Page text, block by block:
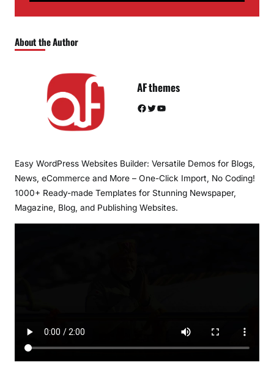
About the Author
AF themes
Facebook Twitter YouTube
Easy WordPress Websites Builder: Versatile Demos for Blogs,
News, eCommerce and More – One-Click Import, No Coding!
1000+ Ready-made Templates for Stunning Newspaper,
Magazine, Blog, and Publishing Websites.